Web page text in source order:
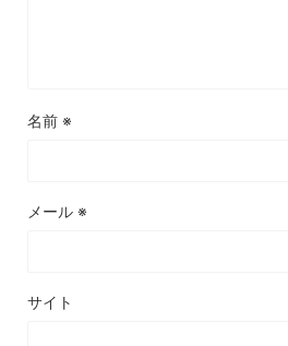
名前 ※
メール ※
サイト